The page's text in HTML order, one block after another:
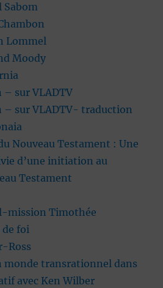
Sabom
Lommel
Moody
– sur VLADTV
– sur VLADTV- traduction
Nouveau Testament : Une
d’une initiation au
Testament
mission Timothée
de foi
Ross
monde transrationnel dans
avec Ken Wilber